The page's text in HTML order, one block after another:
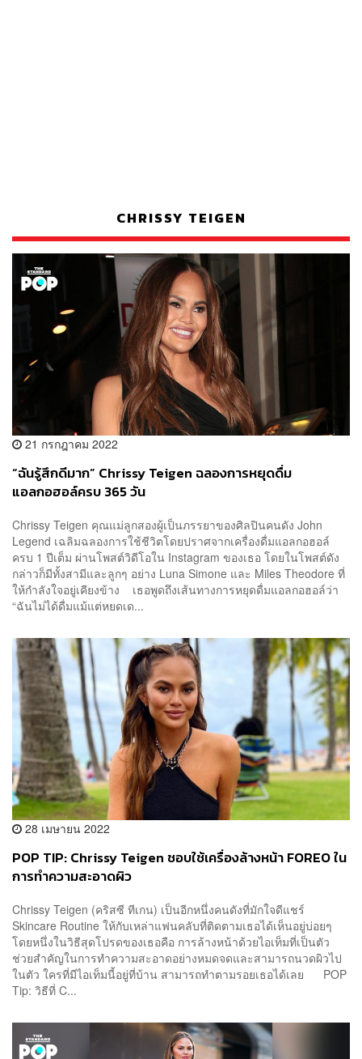
CHRISSY TEIGEN
21 กรกฎาคม 2022
“ฉันรู้สึกดีมาก” Chrissy Teigen ฉลองการหยุดดื่ม
แอลกอฮอล์ครบ 365 วัน
Chrissy Teigen คุณแม่ลูกสองผู้เป็นภรรยาของศิลปินคนดัง John
Legend เฉลิมฉลองการใช้ชีวิตโดยปราศจากเครื่องดื่มแอลกอฮอล์
ครบ 1 ปีเต็ม ผ่านโพสต์วิดีโอใน Instagram ของเธอ โดยในโพสต์ดัง
กล่าวก็มีทั้งสามีและลูกๆ อย่าง Luna Simone และ Miles Theodore ที่
ให้กำลังใจอยู่เคียงข้าง เธอพูดถึงเส้นทางการหยุดดื่มแอลกอฮอล์ว่า
“ฉันไม่ได้ดื่มแม้แต่หยดเด...
28 เมษายน 2022
POP TIP: Chrissy Teigen ชอบใช้เครื่องล้างหน้า FOREO ใน
การทำความสะอาดผิว
Chrissy Teigen (คริสซี ทีเกน) เป็นอีกหนึ่งคนดังที่มักใจดีแชร์
Skincare Routine ให้กับเหล่าแฟนคลับที่ติดตามเธอได้เห็นอยู่บ่อยๆ
โดยหนึ่งในวิธีสุดโปรดของเธอคือ การล้างหน้าด้วยไอเท็มที่เป็นตัว
ช่วยสำคัญในการทำความสะอาดอย่างหมดจดและสามารถนวดผิวไป
ในตัว ใครที่มีไอเท็มนี้อยู่ที่บ้าน สามารถทำตามรอยเธอได้เลย POP
Tip: วิธีที่ C...